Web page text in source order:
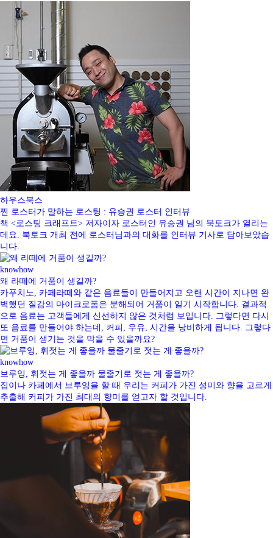
하우스북스
찐 로스터가 말하는 로스팅 : 유승권 로스터 인터뷰
책 <로스팅 크래프트> 저자이자 로스터인 유승권 님의 북토크가 열리는
데요. 북토크 개최 전에 로스터님과의 대화를 인터뷰 기사로 담아보았습
니다.
knowhow
왜 라떼에 거품이 생길까?
카푸치노, 카페라떼와 같은 음료들이 만들어지고 오랜 시간이 지나면 완
벽했던 질감의 마이크로폼은 분해되어 거품이 일기 시작합니다. 결과적
으로 음료는 고객들에게 신선하지 않은 것처럼 보입니다. 그렇다면 다시
또 음료를 만들어야 하는데, 커피, 우유, 시간을 낭비하게 됩니다. 그렇다
면 거품이 생기는 것을 막을 수 있을까요?
knowhow
브루잉, 휘젓는 게 좋을까 물줄기로 젓는 게 좋을까?
집이나 카페에서 브루잉을 할 때 우리는 커피가 가진 성미와 향을 고르게
추출해 커피가 가진 최대의 향미를 얻고자 할 것입니다.